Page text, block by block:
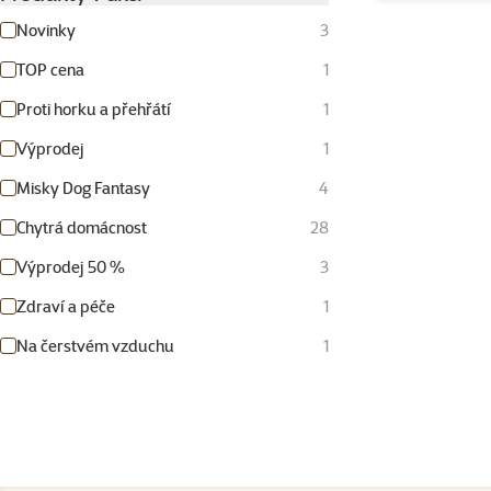
Novinky
3
TOP cena
1
Proti horku a přehřátí
1
Výprodej
1
Misky Dog Fantasy
4
Chytrá domácnost
28
Výprodej 50 %
3
Zdraví a péče
1
Na čerstvém vzduchu
1